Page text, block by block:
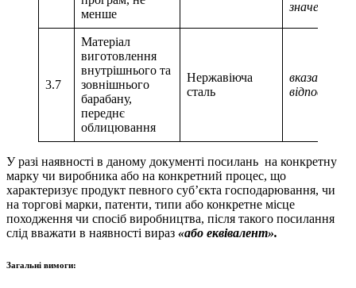
менше
значення
3.7
Матеріал
виготовлення
внутрішнього та
зовнішнього
барабану,
переднє
облицювання
Нержавіюча
сталь
вказати
У разі наявності в даному документі посилань на конкретну
марку чи виробника або на конкретний процес, що
характеризує продукт певного суб’єкта господарювання, чи
на торгові марки, патенти, типи або конкретне місце
походження чи спосіб виробництва, після такого посилання
слід вважати в наявності вираз «або еквівалент».
Загальні вимоги: